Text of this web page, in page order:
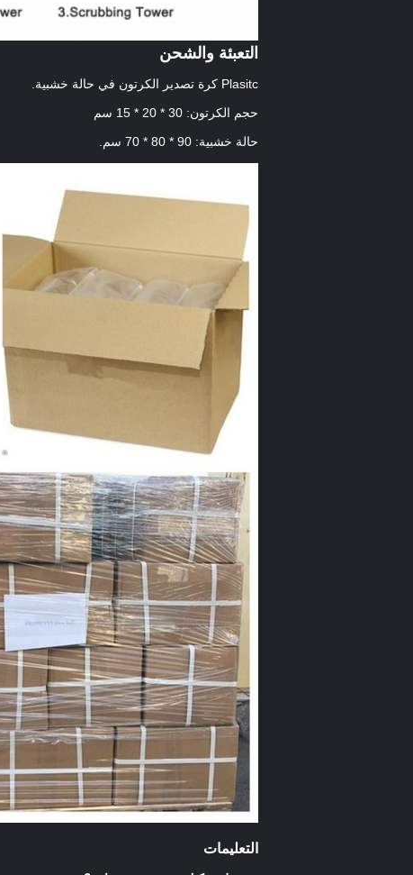
التعبئة والشحن
Plasitc كرة تصدير الكرتون في حالة خشبية.
حجم الكرتون: 30 * 20 * 15 سم
حالة خشبية: 90 * 80 * 70 سم.
التعليمات